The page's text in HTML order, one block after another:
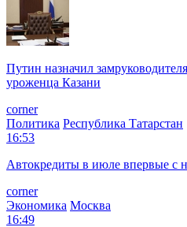
Путин назначил
уроженца Казани
corner
Политика Республика Татарстан
16:53
Автокредиты в июле впервые с
corner
Экономика Москва
16:49